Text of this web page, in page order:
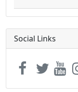
Social Links